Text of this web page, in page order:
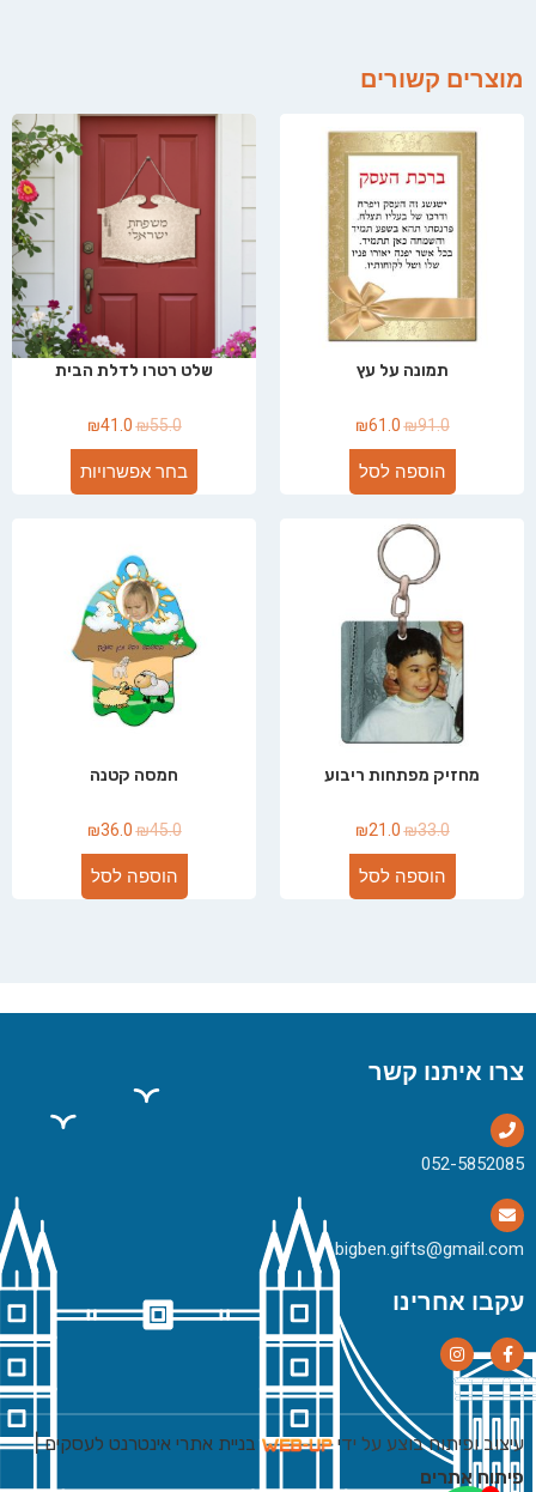
מוצרים קשורים
תמונה על עץ
₪91.0
₪61.0
הוספה לסל
שלט רטרו לדלת הבית
₪55.0
₪41.0
בחר אפשרויות
מחזיק מפתחות ריבוע
₪33.0
₪21.0
הוספה לסל
חמסה קטנה
₪45.0
₪36.0
הוספה לסל
צרו איתנו קשר
bigben.gifts@gmail.com
עקבו אחרינו
עיצוב ופיתוח בוצע על ידי בניית אתרי אינטרנט לעסקים|
פיתוח אתרים